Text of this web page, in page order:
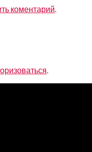
коментарий.
.